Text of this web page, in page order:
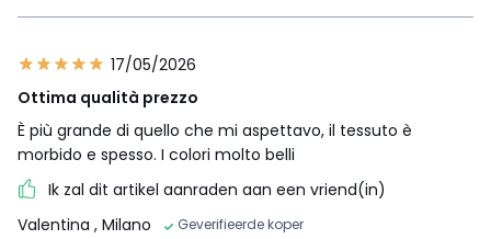
17/05/2026
Ottima qualità prezzo
È più grande di quello che mi aspettavo, il tessuto è
morbido e spesso. I colori molto belli
Ik zal dit artikel aanraden aan een vriend(in)
Valentina , Milano Geverifieerde koper